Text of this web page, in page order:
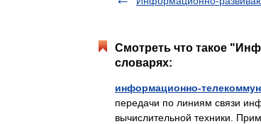
Смотреть что такое
словарях:
информационно-
передачи по линиям связи
вычислительной техники.